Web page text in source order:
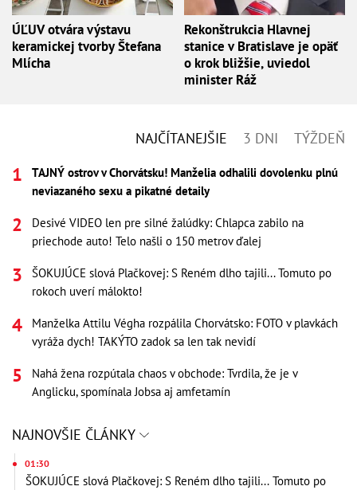
ÚĽUV otvára výstavu
keramickej tvorby Štefana
Mlícha
Rekonštrukcia Hlavnej
stanice v Bratislave je opäť
o krok bližšie, uviedol
minister Ráž
NAJČÍTANEJŠIE 3 DNI TÝŽDEŇ
TAJNÝ ostrov v Chorvátsku! Manželia odhalili dovolenku plnú
neviazaného sexu a pikatné detaily
Desivé VIDEO len pre silné žalúdky: Chlapca zabilo na
priechode auto! Telo našli o 150 metrov ďalej
ŠOKUJÚCE slová Plačkovej: S Reném dlho tajili... Tomuto po
rokoch uverí málokto!
Manželka Attilu Végha rozpálila Chorvátsko: FOTO v plavkách
vyráža dych! TAKÝTO zadok sa len tak nevidí
Nahá žena rozpútala chaos v obchode: Tvrdila, že je v
Anglicku, spomínala Jobsa aj amfetamín
NAJNOVŠIE ČLÁNKY
01:30
ŠOKUJÚCE slová Plačkovej: S Reném dlho tajili... Tomuto po